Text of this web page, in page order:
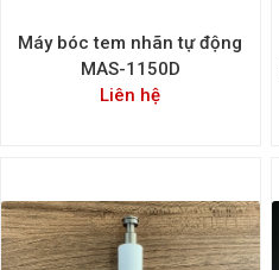
Máy bóc tem nhãn tự động
MAS-1150D
Liên hệ